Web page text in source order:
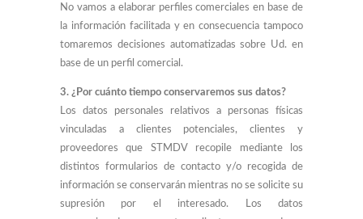
No vamos a elaborar perfiles comerciales en base de
la información facilitada y en consecuencia tampoco
tomaremos decisiones automatizadas sobre Ud. en
base de un perfil comercial.
3. ¿Por cuánto tiempo conservaremos sus datos?
Los datos personales relativos a personas físicas
vinculadas a clientes potenciales, clientes y
proveedores que STMDV recopile mediante los
distintos formularios de contacto y/o recogida de
información se conservarán mientras no se solicite su
supresión por el interesado. Los datos